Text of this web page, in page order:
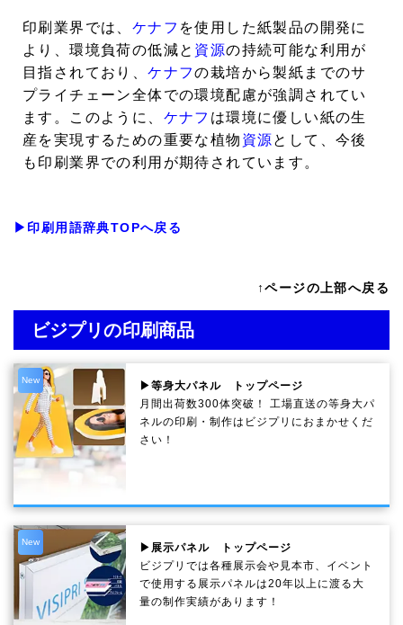
印刷業界では、 ケナフ を使用した紙製品の開発に
より、環境負荷の低減と 資源の持続可能な利用が
目指されており、ケナフの栽培から製紙までのサ
プライチェーン全体での環境配慮が強調されてい
ます。このように、 ケナフ は環境に優しい紙の生
産を実現するための重要な植物 資源として、今後
も印刷業界での利用が期待されています。
▶印刷用語辞典TOPへ戻る
↑ページの上部へ戻る
ビジプリの印刷商品
New
▶等身大パネル トップページ
月間出荷数300体突破！ 工場直送の等身大パ
ネルの印刷・制作は ビジプリ におまかせくだ
さい！
New
▶展示パネル トップページ
ビジプリでは各種展示会や見本市、イベント
で使用する展示パネルは20年以上に渡る大
量の制作実績があります！